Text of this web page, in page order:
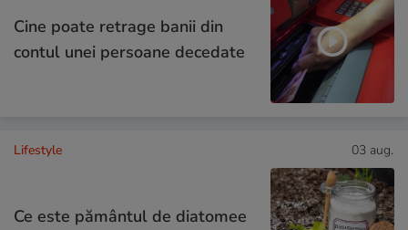
Cine poate retrage banii din
contul unei persoane decedate
Lifestyle 03 aug.
Ce este pământul de diatomee